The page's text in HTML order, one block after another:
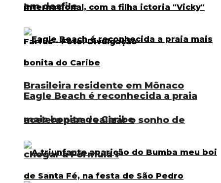
em desfile
Eagle Beach é reconhecida a praia
mais bonita do Caribe
Brasileira residente em Mônaco
acelera para realizar o sonho de
chegar à Fórmula 1